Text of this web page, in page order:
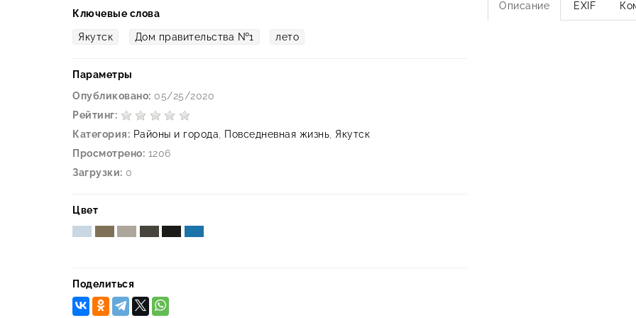
Ключевые слова
Якутск Дом правительства №1 лето
Параметры
Опубликовано: 05/25/2020
Рейтинг:
Категория: Районы и города Повседневная жизнь Якутск
Просмотрено: 1206
Загрузки: 0
Цвет
Поделиться
Описание EXIF